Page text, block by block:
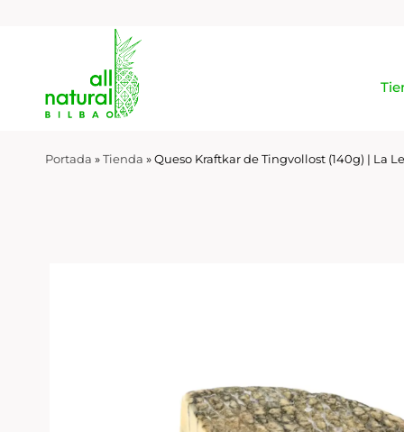
Portada »Tienda »Queso Kraftkar de Tingvollost (140g) | La